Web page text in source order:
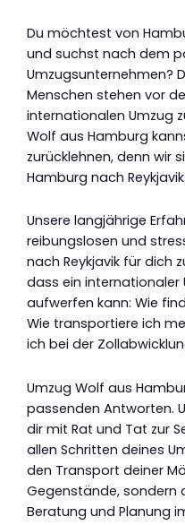
Du möchtest von
und suchst nach dem
Umzugsunternehmen?
Menschen stehen vor
internationalen Umzug
Wolf aus Hamburg
zurücklehnen, denn wir
Hamburg nach
Unsere langjährige
reibungslosen und
nach Reykjavik für dich
dass ein internationaler
aufwerfen kann: Wie
Wie transportiere ich
ich bei der
Umzug Wolf aus
passenden Antworten.
dir mit Rat und Tat zur
allen Schritten deines
den Transport deiner
Gegenstände, sondern
Beratung und Planung